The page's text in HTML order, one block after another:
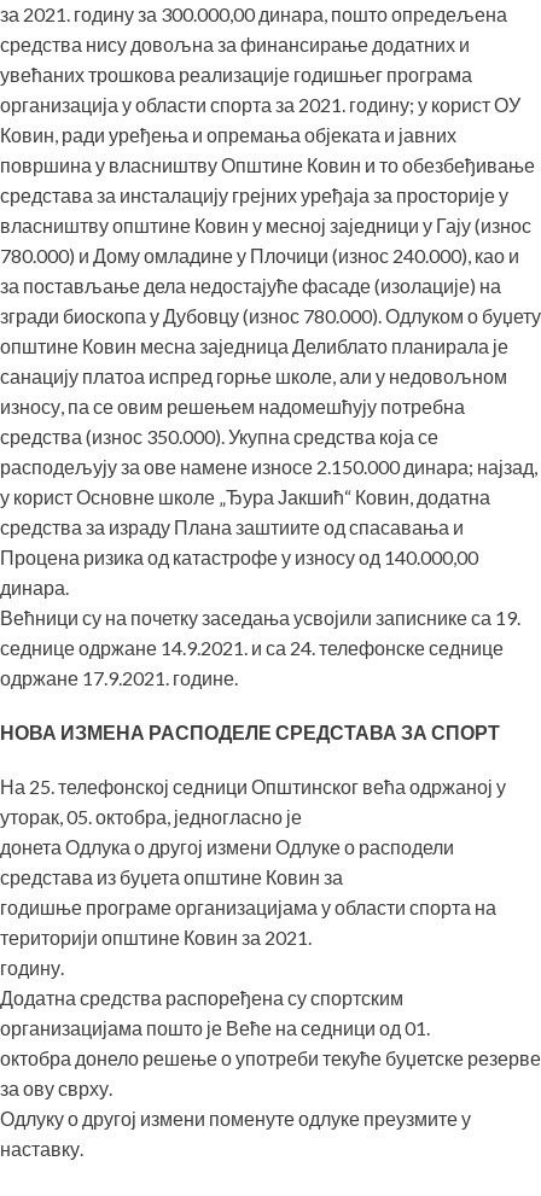
за 2021. годину за 300.000,00 динара, пошто опредељена
средства нису довољна за финансирање додатних и
увећаних трошкова реализације годишњег програма
организација у области спорта за 2021. годину; у корист ОУ
Ковин, ради уређења и опремања објеката и јавних
површина у власништву Општине Ковин и то обезбеђивање
средстава за инсталацију грејних уређаја за просторије у
власништву општине Ковин у месној заједници у Гају (износ
780.000) и Дому омладине у Плочици (износ 240.000), као и
за постављање дела недостајуће фасаде (изолације) на
згради биоскопа у Дубовцу (износ 780.000). Одлуком о буџету
општине Ковин месна заједница Делиблато планирала је
санацију платоа испред горње школе, али у недовољном
износу, па се овим решењем надомешћују потребна
средства (износ 350.000). Укупна средства која се
расподељују за ове намене износе 2.150.000 динара; најзад,
у корист Основне школе „Ђура Јакшић“ Ковин, додатна
средства за израду Плана заштиите од спасавања и
Процена ризика од катастрофе у износу од 140.000,00
динара.
Већници су на почетку заседања усвојили записнике са 19.
седнице одржане 14.9.2021. и са 24. телефонске седнице
одржане 17.9.2021. године.
НОВА ИЗМЕНА РАСПОДЕЛЕ СРЕДСТАВА ЗА СПОРТ
На 25. телефонској седници Општинског већа одржаној у
уторак, 05. октобра, једногласно је
донета Одлука о другој измени Одлуке о расподели
средстава из буџета општине Ковин за
годишње програме организацијама у области спорта на
територији општине Ковин за 2021.
годину.
Додатна средства распоређена су спортским
организацијама пошто је Веће на седници од 01.
октобра донело решење о употреби текуће буџетске резерве
за ову сврху.
Одлуку о другој измени поменуте одлуке преузмите у
наставку.